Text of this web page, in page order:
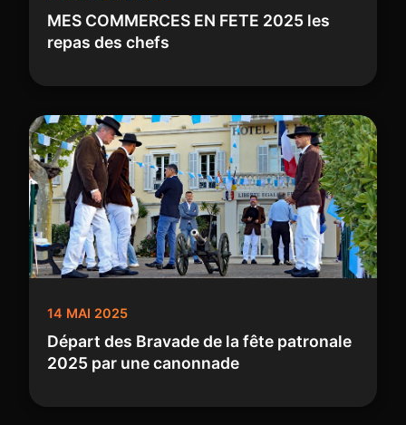
MES COMMERCES EN FETE 2025 les
repas des chefs
14 MAI 2025
Départ des Bravade de la fête patronale
2025 par une canonnade